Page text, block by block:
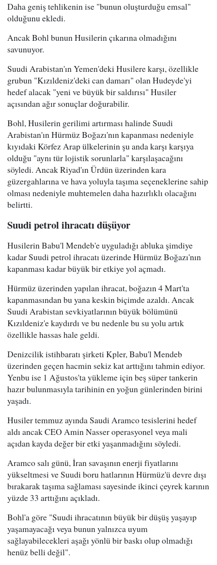
Daha geniş tehlikenin ise "bunun oluşturduğu emsal"
olduğunu ekledi.
Ancak Bohl bunun Husilerin çıkarına olmadığını
savunuyor.
Suudi Arabistan'ın Yemen'deki Husilere karşı, özellikle
grubun "Kızıldeniz'deki can damarı" olan Hudeyde'yi
hedef alacak "yeni ve büyük bir saldırısı" Husiler
açısından ağır sonuçlar doğurabilir.
Bohl, Husilerin gerilimi artırması halinde Suudi
Arabistan'ın Hürmüz Boğazı'nın kapanması nedeniyle
kıyıdaki Körfez Arap ülkelerinin şu anda karşı karşıya
olduğu "aynı tür lojistik sorunlarla" karşılaşacağını
söyledi. Ancak Riyad'ın Ürdün üzerinden kara
güzergahlarına ve hava yoluyla taşıma seçeneklerine sahip
olması nedeniyle muhtemelen daha hazırlıklı olacağını
belirtti.
Suudi petrol ihracatı düşüyor
Husilerin Babu'l Mendeb'e uyguladığı abluka şimdiye
kadar Suudi petrol ihracatı üzerinde Hürmüz Boğazı'nın
kapanması kadar büyük bir etkiye yol açmadı.
Hürmüz üzerinden yapılan ihracat, boğazın 4 Mart'ta
kapanmasından bu yana keskin biçimde azaldı. Ancak
Suudi Arabistan sevkiyatlarının büyük bölümünü
Kızıldeniz'e kaydırdı ve bu nedenle bu su yolu artık
özellikle hassas hale geldi.
Denizcilik istihbaratı şirketi Kpler, Babu'l Mendeb
üzerinden geçen hacmin sekiz kat arttığını tahmin ediyor.
Yenbu ise 1 Ağustos'ta yükleme için beş süper tankerin
hazır bulunmasıyla tarihinin en yoğun günlerinden birini
yaşadı.
Husiler temmuz ayında Saudi Aramco tesislerini hedef
aldı ancak CEO Amin Nasser operasyonel veya mali
açıdan kayda değer bir etki yaşanmadığını söyledi.
Aramco salı günü, İran savaşının enerji fiyatlarını
yükseltmesi ve Suudi boru hatlarının Hürmüz'ü devre dışı
bırakarak taşıma sağlaması sayesinde ikinci çeyrek karının
yüzde 33 arttığını açıkladı.
Bohl'a göre "Suudi ihracatının büyük bir düşüş yaşayıp
yaşamayacağı veya bunun yalnızca uyum
sağlayabilecekleri aşağı yönlü bir baskı olup olmadığı
henüz belli değil".